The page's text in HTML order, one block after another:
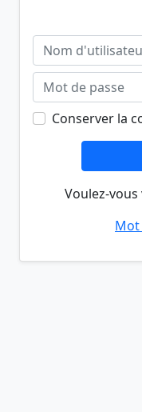
Conserver la
Voulez-
Mot